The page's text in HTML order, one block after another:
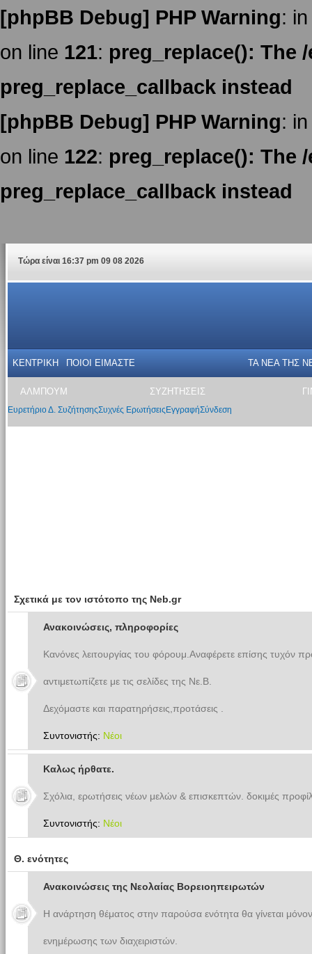
[phpBB Debug] PHP Warning:
on line 121: preg_replace(): The
preg_replace_callback instead
[phpBB Debug] PHP Warning:
on line 122: preg_replace(): The
preg_replace_callback instead
Τώρα είναι 16:37 pm 09 08 2026
ΚΕΝΤΡΙΚΗ ΠΟΙΟΙ ΕΙΜΑΣΤΕ ΤΑ ΝΕΑ THΣ
ΑΛΜΠΟΥΜ ΣΥΖΗΤΗΣΕΙΣ
Ευρετήριο Δ. ΣυζήτησηςΣυχνές Ερωτήσεις ΕγγραφήΣύνδεση
Σχετικά με τον ιστότοπο της Neb.gr
Ανακοινώσεις, πληροφορίες
Κανόνες λειτουργίας του φόρουμ.Αναφέρετε επίσης τυχόν
αντιμετωπίζετε με τις σελίδες της Νε.Β.
Δεχόμαστε και παρατηρήσεις,προτάσεις .
Συντονιστής: Νέοι
Καλως ήρθατε.
Σχόλια, ερωτήσεις νέων μελών & επισκεπτών. δοκιμές
Συντονιστής: Νέοι
Θ. ενότητες
Ανακοινώσεις της Νεολαίας Βορειοηπειρωτών
Η ανάρτηση θέματος στην παρούσα ενότητα θα γίνεται
ενημέρωσης των διαχειριστών.